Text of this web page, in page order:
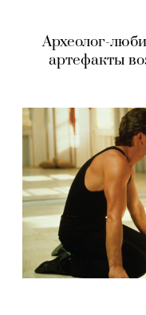
Археолог-
артефакты